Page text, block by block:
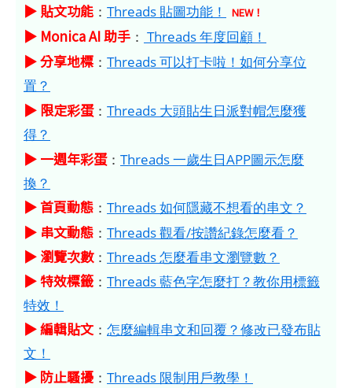
▶ 貼文功能 ： Threads 貼圖功能！ NEW！
▶ Monica AI 助手 ： Threads 年度回顧！
▶ 分享地標 ： Threads 可以打卡啦！如何分享位
置？
▶ 限定彩蛋： Threads 大頭貼生日派對帽怎麼獲
得？
▶ 一週年彩蛋： Threads 一歲生日APP圖示怎麼
換？
▶ 首頁動態 ： Threads 如何隱藏不想看的串文？
▶ 串文動態 ： Threads 觀看/按讚紀錄怎麼看？
▶ 瀏覽次數： Threads 怎麼看串文瀏覽數？
▶ 特效標籤 ： Threads 藍色字怎麼打？教你用標籤
特效！
▶ 編輯貼文： 怎麼編輯串文和回覆？修改已發布貼
文！
▶ 防止騷擾 ： Threads 限制用戶教學！